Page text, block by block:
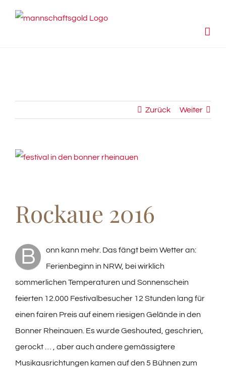
Zurück Weiter
View
Rockaue 2016
B
onn kann mehr. Das fängt beim Wetter an:
Ferienbeginn in NRW, bei wirklich
sommerlichen Temperaturen und Sonnenschein
feierten 12.000 Festivalbesucher 12 Stunden lang für
einen fairen Preis auf einem riesigen Gelände in den
Bonner Rheinauen. Es wurde Geshouted, geschrien,
gerockt … , aber auch andere gemässigtere
Musikausrichtungen kamen auf den 5 Bühnen zum